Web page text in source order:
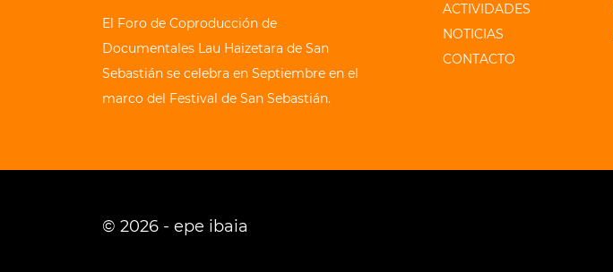
El Foro de Coproducción de
Documentales Lau Haizetara de San
Sebastián se celebra en Septiembre en el
marco del Festival de San Sebastián.
ACTIVIDADES
NOTICIAS
CONTACTO
© 2026 - epe ibaia